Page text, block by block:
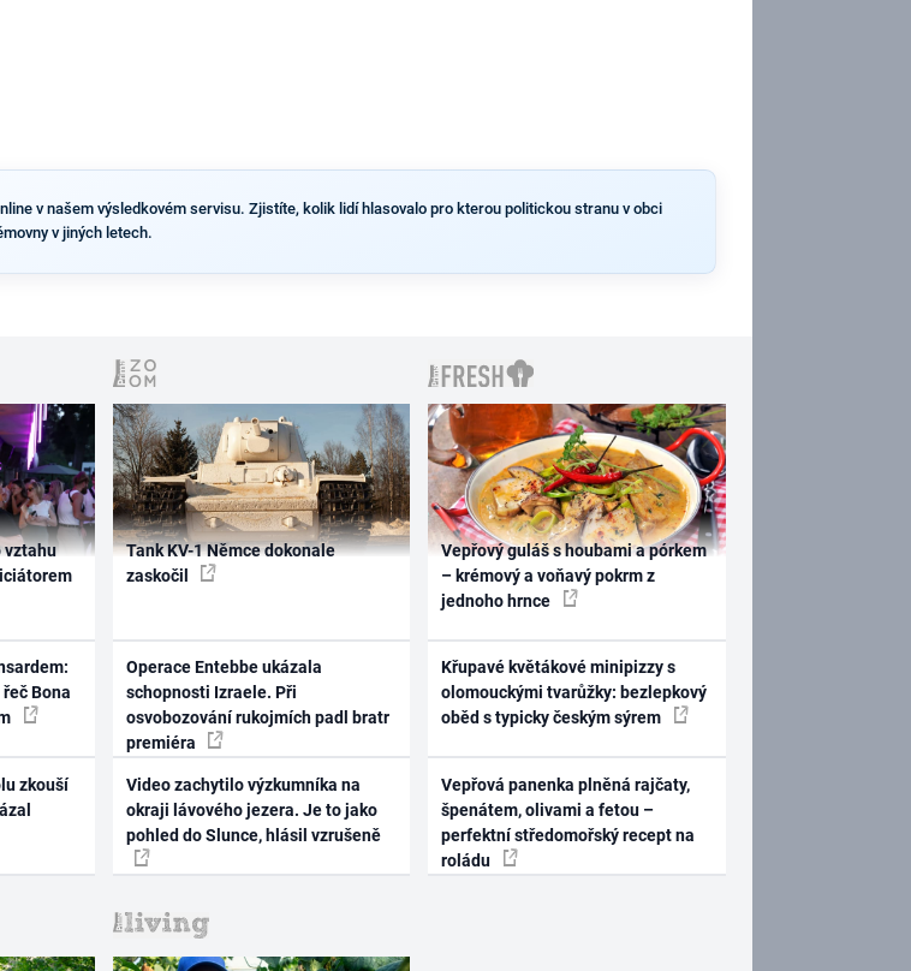
v našem výsledkovém servisu. Zjistíte, kolik lidí hlasovalo pro kterou politickou stranu v obci
v jiných letech.
vztahu
Bona
zkouší
Tank KV-1 Němce dokonale
zaskočil
Operace Entebbe ukázala
schopnosti Izraele. Při
osvobozování rukojmích padl bratr
premiéra
Video zachytilo výzkumníka na
okraji lávového jezera. Je to jako
pohled do Slunce, hlásil vzrušeně
Vepřový guláš s houbami a pórkem
– krémový a voňavý pokrm z
jednoho hrnce
Křupavé květákové minipizzy s
olomouckými tvarůžky: bezlepkový
oběd s typicky českým sýrem
Vepřová panenka plněná rajčaty,
špenátem, olivami a fetou –
perfektní středomořský recept na
roládu